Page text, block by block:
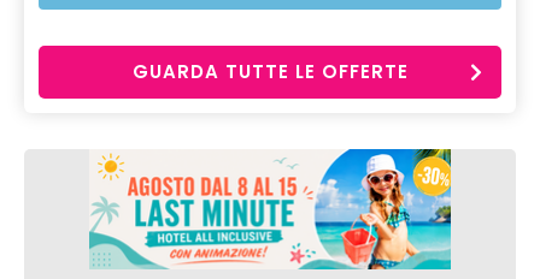
GUARDA TUTTE LE OFFERTE